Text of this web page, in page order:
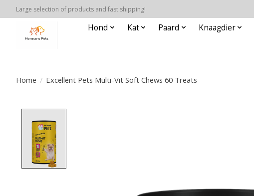
Large selection of products and fast shipping!
Hond Kat Paard Knaagdier
Home / Excellent Pets Multi-Vit Soft Chews 60 Treats